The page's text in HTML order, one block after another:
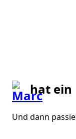
hat ein
Und dann